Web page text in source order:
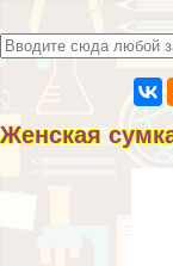
Женская